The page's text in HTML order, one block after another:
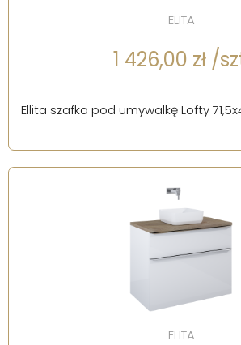
ELITA
1 426,00 zł /
Ellita szafka pod umywalkę Lofty
ELITA